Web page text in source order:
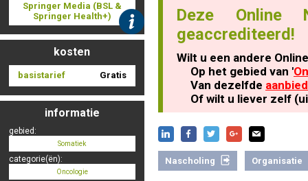
Nascholing aanmelden
Zoek op kaart
Springer Media (BSL &
Springer Health+)
kosten
basistarief Gratis
informatie
gebied:
Somatiek
categorie(ën):
Oncologie
Deze Online
geaccrediteerd!
Wilt u een andere
Op het gebied van '
Van dezelfde
Of wilt u liever zelf
Nascholing Organisatie